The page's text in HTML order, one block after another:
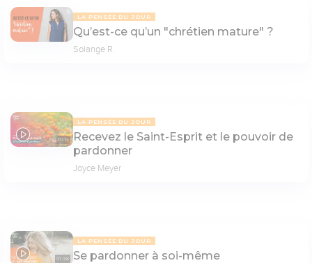
LA PENSÉE DU JOUR
Qu’est-ce qu’un "chrétien mature" ?
Solange R.
07:13
LA PENSÉE DU JOUR
Recevez le Saint-Esprit et le pouvoir de
pardonner
Joyce Meyer
07:58
LA PENSÉE DU JOUR
Se pardonner à soi-même